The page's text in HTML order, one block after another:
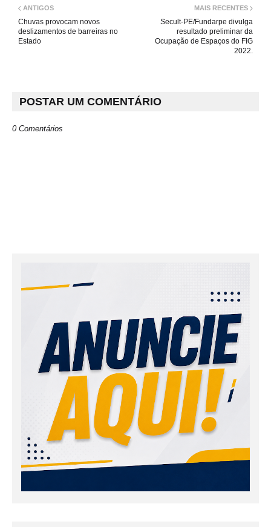
MAIS RECENTES
Secult-PE/Fundarpe divulga
resultado preliminar da
Ocupação de Espaços do FIG
2022.
ANTIGOS
Chuvas provocam novos
deslizamentos de barreiras no
Estado
POSTAR UM COMENTÁRIO
0 Comentários